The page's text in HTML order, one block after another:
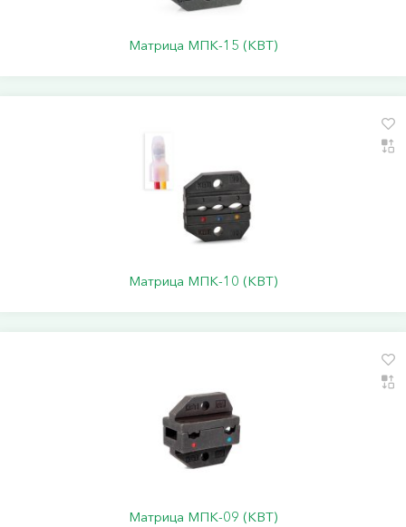
Матрица МПК-15 (КВТ)
Матрица МПК-10 (КВТ)
Матрица МПК-09 (КВТ)